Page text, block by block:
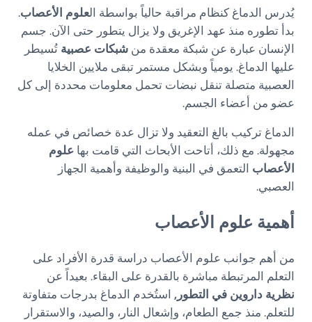
يُدرس الدماغ كنظام مراقبة حالياً بواسطة العلوم الأعصاب.
بدأ تطوره منذ عهد الإغريق ولا يزال يتطور حتى الآن. جسم
الإنسان عبارة عن شبكة معقدة من شبكات عصبية تُسيطر
عليها الدماغ. يومياً وبشكل مستمر تبقى ملايين الخلايا
العصبية متصلة تنقل نبضات تحمل معلومات محددة إلى كل
عضو من أعضاء الجسم.
الدماغ تركيب بالغ التعقيد ولا تزال عدة خصائص في عمله
مجهولة. مع ذلك، أتاحت الأبحاث التي قامت بها علوم
الأعصاب التعمق في البنية والوظيفة وأهمية الجهاز
العصبي.
أهمية علوم الأعصاب
من أهم جوانب علوم الأعصاب دراسة قدرة الأفراد على
التعلم المرتبطة مباشرة بالقدرة على البقاء. بعيداً عن
نظرية داروين في التطور,استُخدم الدماغ بدرجات متفاوتة
للتعلم. منذ جمع الطعام، وإشعال النار، والصيد، والاستقرار